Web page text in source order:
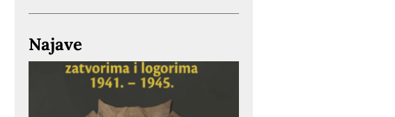
Najave